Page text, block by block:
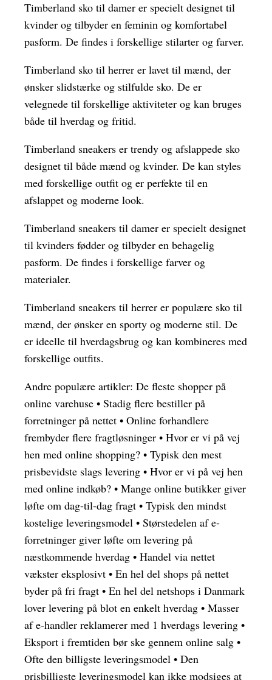
Timberland sko til damer er specielt designet til
kvinder og tilbyder en feminin og komfortabel
pasform. De findes i forskellige stilarter og farver.
Timberland sko til herrer er lavet til mænd, der
ønsker slidstærke og stilfulde sko. De er
velegnede til forskellige aktiviteter og kan bruges
både til hverdag og fritid.
Timberland sneakers er trendy og afslappede sko
designet til både mænd og kvinder. De kan styles
med forskellige outfit og er perfekte til en
afslappet og moderne look.
Timberland sneakers til damer er specielt designet
til kvinders fødder og tilbyder en behagelig
pasform. De findes i forskellige farver og
materialer.
Timberland sneakers til herrer er populære sko til
mænd, der ønsker en sporty og moderne stil. De
er ideelle til hverdagsbrug og kan kombineres med
forskellige outfits.
Andre populære artikler: De fleste shopper på
online varehuse • Stadig flere bestiller på
forretninger på nettet • Online forhandlere
frembyder flere fragtløsninger • Hvor er vi på vej
hen med online shopping? • Typisk den mest
prisbevidste slags levering • Hvor er vi på vej hen
med online indkøb? • Mange online butikker giver
løfte om dag-til-dag fragt • Typisk den mindst
kostelige leveringsmodel • Størstedelen af e-
forretninger giver løfte om levering på
næstkommende hverdag • Handel via nettet
vækster eksplosivt • En hel del shops på nettet
byder på fri fragt • En hel del netshops i Danmark
lover levering på blot en enkelt hverdag • Masser
af e-handler reklamerer med 1 hverdags levering •
Eksport i fremtiden bør ske gennem online salg •
Ofte den billigste leveringsmodel • Den
prisbilligste leveringsmodel kan ikke modsiges at